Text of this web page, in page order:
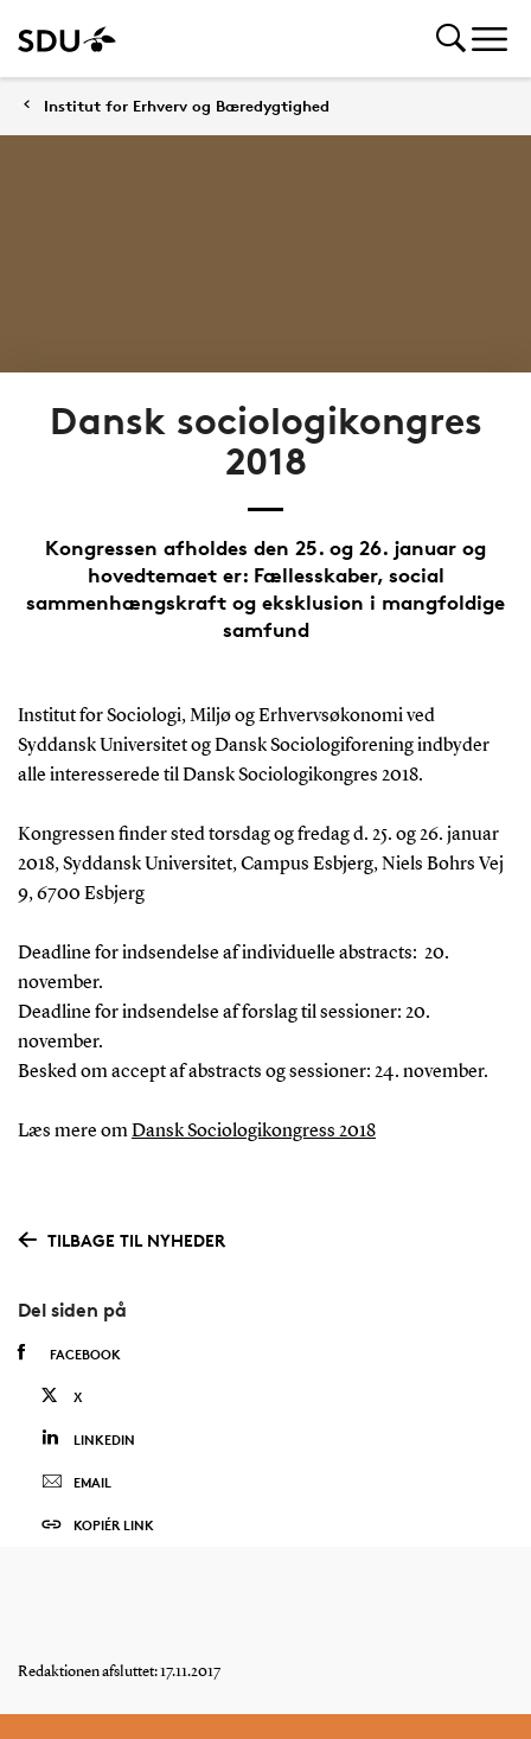
Institut for Erhverv og Bæredygtighed
Dansk sociologikongres
2018
Kongressen afholdes den 25. og 26. januar og
hovedtemaet er: Fællesskaber, social
sammenhængskraft og eksklusion i mangfoldige
samfund
Institut for Sociologi, Miljø og Erhvervsøkonomi ved
Syddansk Universitet og Dansk Sociologiforening indbyder
alle interesserede til Dansk Sociologikongres 2018.
Kongressen finder sted torsdag og fredag d. 25. og 26. januar
2018, Syddansk Universitet, Campus Esbjerg, Niels Bohrs Vej
9, 6700 Esbjerg
Deadline for indsendelse af individuelle abstracts: 20.
november.
Deadline for indsendelse af forslag til sessioner: 20.
november.
Besked om accept af abstracts og sessioner: 24. november.
Læs mere omDansk Sociologikongress 2018
TILBAGE TIL NYHEDER
Del siden på
FACEBOOK
X
LINKEDIN
EMAIL
KOPIÉR LINK
Redaktionen afsluttet: 17.11.2017